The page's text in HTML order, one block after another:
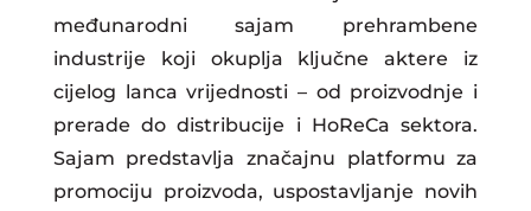
međunarodni sajam prehrambene
industrije koji okuplja ključne aktere iz
cijelog lanca vrijednosti – od proizvodnje i
prerade do distribucije i HoReCa sektora.
Sajam predstavlja značajnu platformu za
promociju proizvoda, uspostavljanje novih